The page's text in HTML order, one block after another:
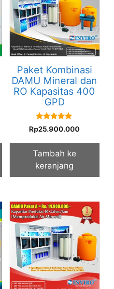
Paket Kombinasi
DAMU Mineral dan
RO Kapasitas 400
GPD
5.00
out of 5
Rp25.900.000
Tambah ke
keranjang